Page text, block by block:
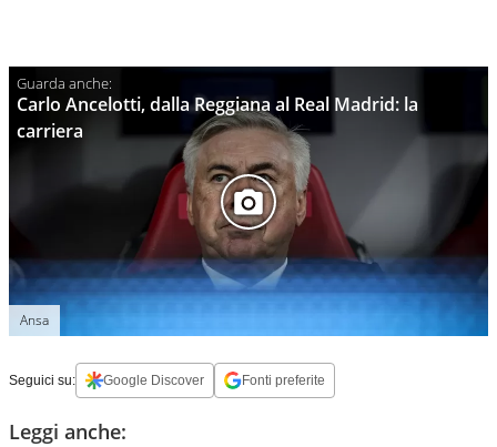
Carlo Ancelotti, dalla Reggiana al Real Madrid: la
carriera
Ansa
Seguici su: Google Discover Fonti preferite
Leggi anche: